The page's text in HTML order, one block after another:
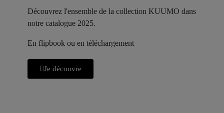
Découvrez l'ensemble de la collection KUUMO dans
notre catalogue 2025.
En flipbook ou en téléchargement
Je découvre